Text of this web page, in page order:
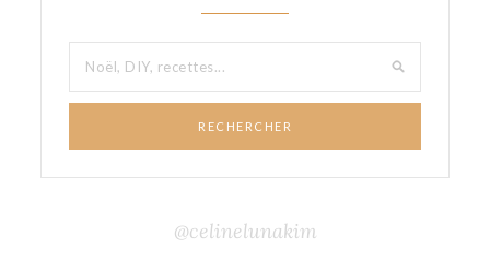
RECHERCHER
@celinelunakim